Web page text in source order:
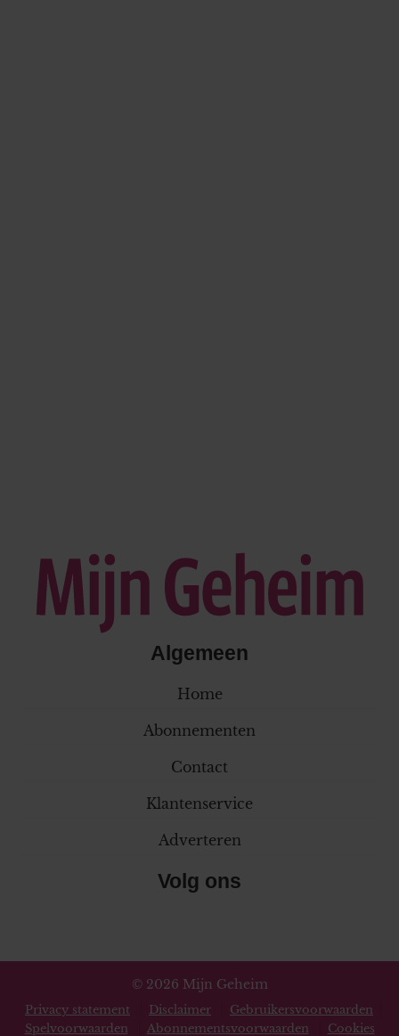
Algemeen
Home
Abonnementen
Contact
Klantenservice
Adverteren
Volg ons
© 2026 Mijn Geheim
Privacy statement Disclaimer
Gebruikersvoorwaarden
Spelvoorwaarden
Abonnementsvoorwaarden Cookies